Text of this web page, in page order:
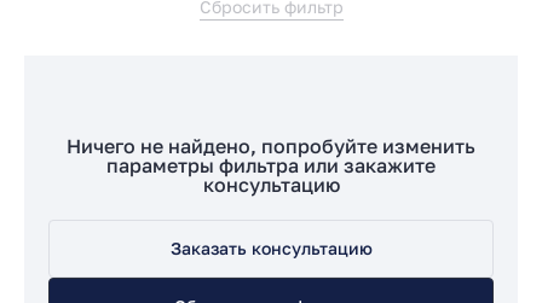
Сбросить фильтр
Ничего не найдено, попробуйте изменить
параметры фильтра или закажите
консультацию
Заказать консультацию